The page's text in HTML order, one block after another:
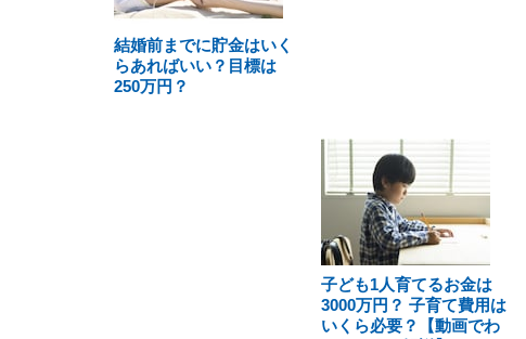
結婚前までに貯金はいく
らあればいい？目標は
250万円？
子ども1人育てるお金は
3000万円？ 子育て費用は
いくら必要？【動画でわ